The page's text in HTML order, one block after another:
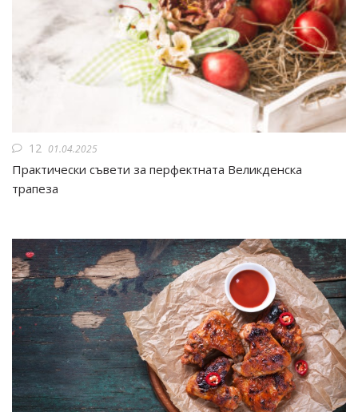
12 01.04.2025
Практически съвети за перфектната Великденска
трапеза